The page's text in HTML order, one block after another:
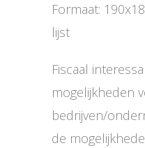
Formaat:
lijst
Fiscaal
mogelijkheden
bedrijven/
de